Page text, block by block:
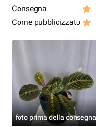
Consegna
Come pubblicizzato
foto prima della consegna